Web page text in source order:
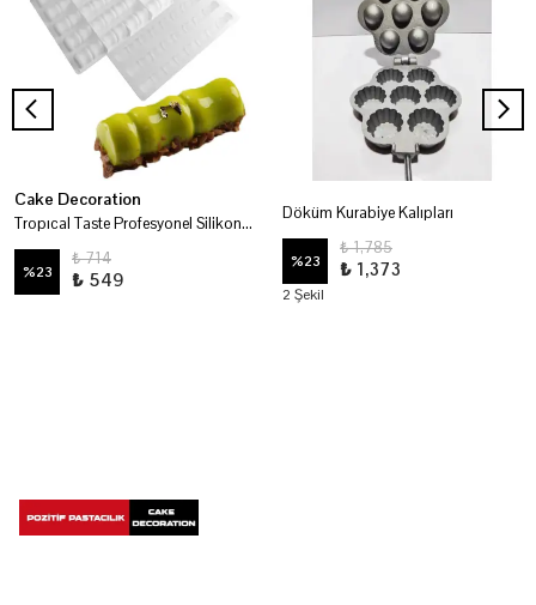
Cake Decoration
Tropıcal Taste Profesyonel Silikon Kalıp
%23
₺ 714
₺ 549
Döküm Kurabiye Kalıpları
%23
₺ 1,785
₺ 1,373
2 Şekil